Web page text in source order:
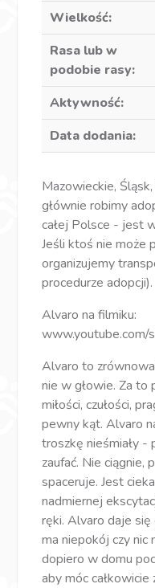
Wielkość:
Rasa lub w
podobie rasy:
Aktywność:
Data dodania:
Mazowieckie,
głównie robimy
całej Polsce - jest
Jeśli ktoś nie może
organizujemy
procedurze adopcji).
Alvaro na filmiku:
Alvaro to
nie w głowie. Za to
miłości, czułości,
pewny kąt. Alvaro
troszkę nieśmiały -
zaufać. Nie ciągnie,
spaceruje. Jest
nadmiernej
ręki. Alvaro daje się
ma niepokój czy nic
dopiero w domu
aby móc całkowicie